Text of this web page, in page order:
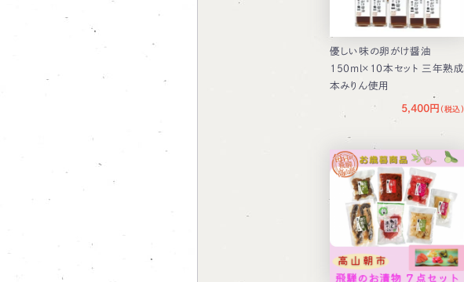
優しい味の卵がけ醤油
150ml×10本セット 三年熟成
本みりん使用
5,400円